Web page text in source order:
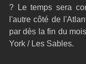
? Le temps sera
l'autre côté de
par dès la fin du
York / Les Sables.